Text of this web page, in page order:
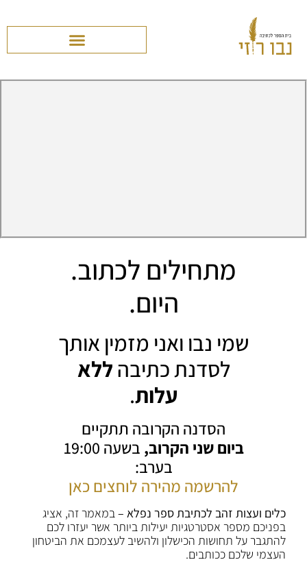
מתחילים לכתוב.
היום.
שמי נבו ואני מזמין אותך
לסדנת כתיבהללא
עלות.
הסדנה הקרובה תתקיים
ביום שני הקרוב,
בשעה 19:00
בערב:
להרשמה מהירה לוחצים כאן
כלים ועצות זהב לכתיבת ספר נפלא –במאמר זה, אציג
בפניכם מספר אסטרטגיות יעילות ביותר אשר יעזרו לכם
להתגבר על תחושות הכישלון ולהשיב לעצמכם את הביטחון
העצמי שלכם ככותבים.